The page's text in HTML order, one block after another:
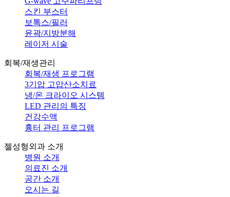
스킨 부스터
보톡스/필러
윤곽/지방분해
레이저 시술
회복/재생관리
회복/재생 프로그램
3기압 고압산소치료
냉/온 크라이오 시스템
LED 관리의 특징
건강수액
흉터 관리 프로그램
젤성형외과 소개
병원 소개
의료진 소개
공간 소개
오시는 길